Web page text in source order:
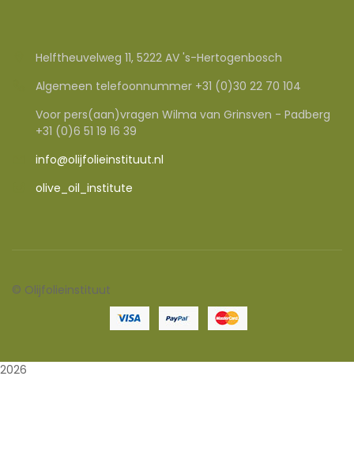
Helftheuvelweg 11, 5222 AV 's-Hertogenbosch
Algemeen telefoonnummer +31 (0)30 22 70 104
Voor pers(aan)vragen Wilma van Grinsven - Padberg
+31 (0)6 51 19 16 39
info@olijfolieinstituut.nl
olive_oil_institute
© Olijfolieinstituut
2026